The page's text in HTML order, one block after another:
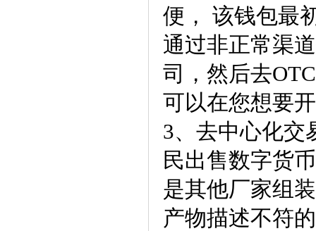
便， 该钱包最
通过非正常渠
司，然后去
可以在您想要
3、去中心化交
民出售数字货
是其他厂家组
产物描述不符